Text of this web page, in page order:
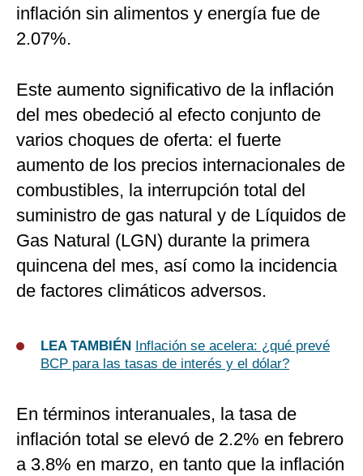
inflación sin alimentos y energía fue de
2.07%.
Este aumento significativo de la inflación
del mes obedeció al efecto conjunto de
varios choques de oferta: el fuerte
aumento de los precios internacionales de
combustibles, la interrupción total del
suministro de gas natural y de Líquidos de
Gas Natural (LGN) durante la primera
quincena del mes, así como la incidencia
de factores climáticos adversos.
LEA TAMBIÉN
Inflación se acelera: ¿qué prevé
BCP para las tasas de interés y el dólar?
En términos interanuales, la tasa de
inflación total se elevó de 2.2% en febrero
a 3.8% en marzo, en tanto que la inflación